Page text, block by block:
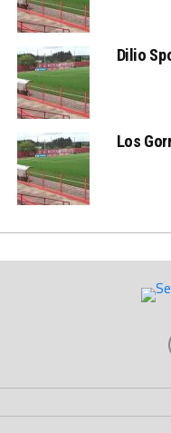
Dilio
Los